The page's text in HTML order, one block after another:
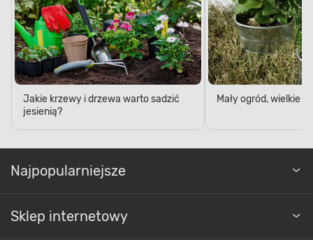
Jakie krzewy i drzewa warto sadzić
jesienią?
Mały ogród, wielkie
Najpopularniejsze
Sklep internetowy